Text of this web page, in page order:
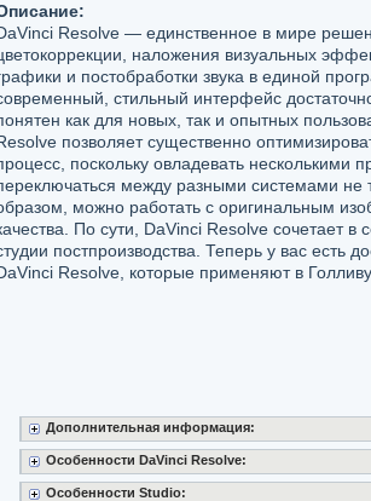
Resolve — единственное в мире
наложения визуальных
и постобработки звука в единой
стильный интерфейс
как для новых, так и опытных
позволяет существенно
поскольку овладевать несколькими
между разными системами не
можно работать с оригинальным
По сути, DaVinci Resolve сочетает в
постпроизводства. Теперь у вас есть
Resolve, которые применяют в
Дополнительная информация:
Особенности DaVinci Resolve:
Особенности Studio: